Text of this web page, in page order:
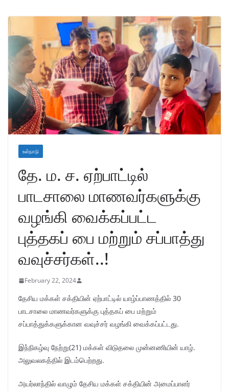
உள்நாடு
தே. ம. ச. ஏற்பாட்டில்
பாடசாலை மாணவர்களுக்கு
வழங்கி வைக்கப்பட்ட
புத்தகப் பை மற்றும் சப்பாத்து
வவுச்சர்கள்..!
February 22, 2024
தேசிய மக்கள் சக்தியின் ஏற்பாட்டில் யாழ்ப்பாணத்தில் 30
பாடசாலை மாணவர்களுக்கு புத்தகப் பை மற்றும்
சப்பாத்துக்களுக்கான வவுச்சர் வழங்கி வைக்கப்பட்டது.
இந்நிகழ்வு நேற்று(21) மக்கள் விடுதலை முன்னணியின் யாழ்.
அலுவலகத்தில் இடம்பெற்றது.
அயர்லாந்தில் வாழும் தேசிய மக்கள் சக்தியின் அமைப்பாளர்